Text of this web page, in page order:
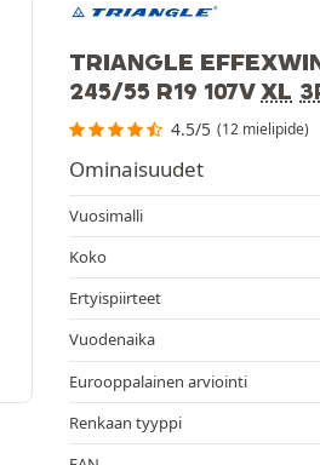
TRIANGLE
245/55 R19 107VXL
4.5/5 (12 mielipide)
Ominaisuudet
Vuosimalli
Koko
Ertyispiirteet
Vuodenaika
Eurooppalainen arviointi
Renkaan tyyppi